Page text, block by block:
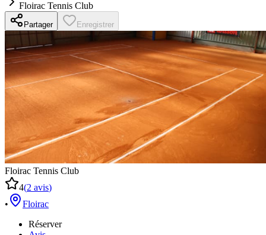
Floirac Tennis Club
Partager Enregistrer
Floirac Tennis Club
4(2 avis)
•
Floirac
Réserver